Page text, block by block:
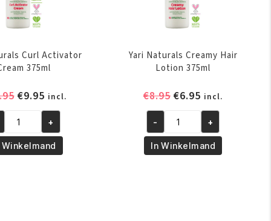
Curl Activator
375ml
Oorspronkelijke
was:
€10.95.
€9.95Huidige
prijs
is:
€9.95.
incl.
+
Winkelmand
Yari Naturals Creamy Hair
Lotion 375ml
€8.95 Oorspronkelijke
was:
€8.95.
€6.95 Huidige
prijs
is:
€6.95.
incl.
Yari
Naturals
Creamy
- +
In Winkelmand